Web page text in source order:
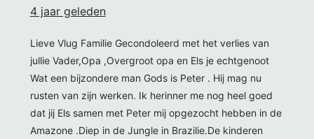
4 jaar geleden
Lieve Vlug Familie Gecondoleerd met het verlies van
jullie Vader,Opa ,Overgroot opa en Els je echtgenoot
Wat een bijzondere man Gods is Peter . Hij mag nu
rusten van zijn werken. Ik herinner me nog heel goed
dat jij Els samen met Peter mij opgezocht hebben in de
Amazone .Diep in de Jungle in Brazilie.De kinderen